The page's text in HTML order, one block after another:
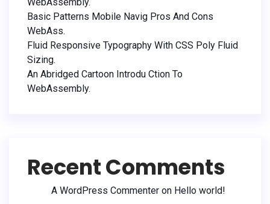
Basic Patterns Mobile Navig Pros And Cons
WebAss.
Fluid Responsive Typography With CSS Poly Fluid
Sizing.
An Abridged Cartoon Introdu Ction To
WebAssembly.
Recent Comments
A WordPress Commenter on Hello world!